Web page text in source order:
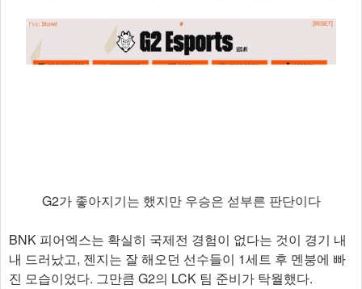
G2가 좋아지기는 했지만 우승은 섣부른 판단이다
BNK 피어엑스는 확실히 국제전 경험이 없다는 것이 경기 내
내 드러났고, 젠지는 잘 해오던 선수들이 1세트 후 멘붕에 빠
진 모습이었다. 그만큼 G2의 LCK 팀 준비가 탁월했다.